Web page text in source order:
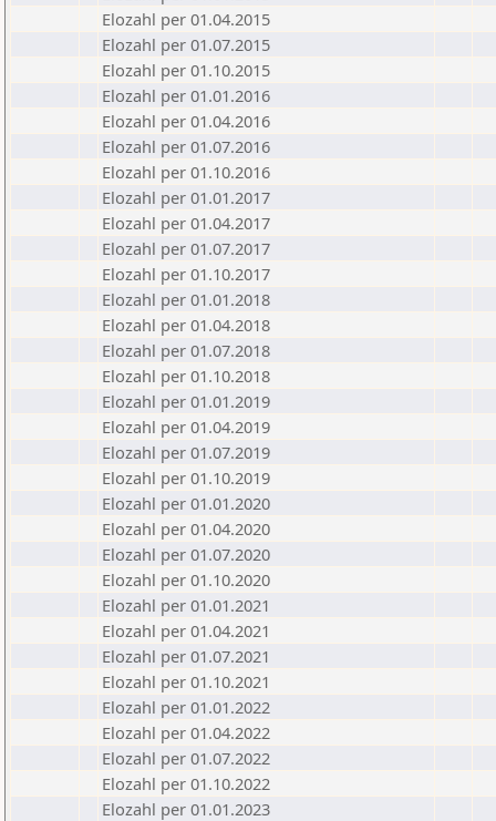
Elozahl per 01.04.2015
Elozahl per 01.07.2015
Elozahl per 01.10.2015
Elozahl per 01.01.2016
Elozahl per 01.04.2016
Elozahl per 01.07.2016
Elozahl per 01.10.2016
Elozahl per 01.01.2017
Elozahl per 01.04.2017
Elozahl per 01.07.2017
Elozahl per 01.10.2017
Elozahl per 01.01.2018
Elozahl per 01.04.2018
Elozahl per 01.07.2018
Elozahl per 01.10.2018
Elozahl per 01.01.2019
Elozahl per 01.04.2019
Elozahl per 01.07.2019
Elozahl per 01.10.2019
Elozahl per 01.01.2020
Elozahl per 01.04.2020
Elozahl per 01.07.2020
Elozahl per 01.10.2020
Elozahl per 01.01.2021
Elozahl per 01.04.2021
Elozahl per 01.07.2021
Elozahl per 01.10.2021
Elozahl per 01.01.2022
Elozahl per 01.04.2022
Elozahl per 01.07.2022
Elozahl per 01.10.2022
Elozahl per 01.01.2023